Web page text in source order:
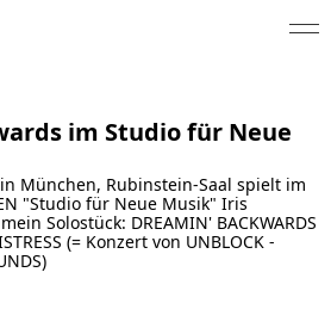
im Studio für Neue
München, Rubinstein-Saal spielt im
"Studio für Neue Musik" Iris
Solostück: DREAMIN' BACKWARDS
(= Konzert von UNBLOCK -